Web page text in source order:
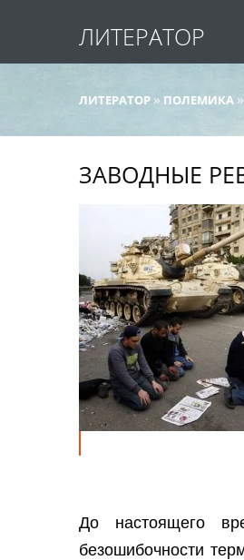
ЛИТЕРАТОР
ЛИТЕРАТОР » ПОЛЕМИКА
ЗАВОДНЫЕ
До настоящего
безошибочности